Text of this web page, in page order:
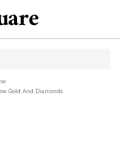
Gold And Diamonds